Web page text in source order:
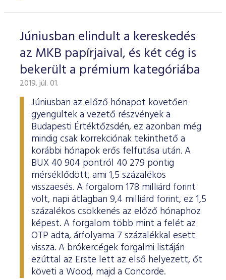
Júniusban elindult a kereskedés
az MKB papírjaival, és két cég is
bekerült a prémium kategóriába
2019. júl. 01.
Júniusban az előző hónapot követően
gyengültek a vezető részvények a
Budapesti Értéktőzsdén, ez azonban még
mindig csak korrekciónak tekinthető a
korábbi hónapok erős felfutása után. A
BUX 40 904 pontról 40 279 pontig
mérséklődött, ami 1,5 százalékos
visszaesés. A forgalom 178 milliárd forint
volt, napi átlagban 9,4 milliárd forint, ez 1,5
százalékos csökkenés az előző hónaphoz
képest. A forgalom több mint a felét az
OTP adta, árfolyama 7 százalékkal esett
vissza. A brókercégek forgalmi listáján
ezúttal az Erste lett az első helyezett, őt
követi a Wood, majd a Concorde.